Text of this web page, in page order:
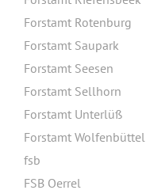
Forstamt Rotenburg
Forstamt Saupark
Forstamt Seesen
Forstamt Sellhorn
Forstamt Unterlüß
Forstamt Wolfenbüttel
fsb
FSB Oerrel